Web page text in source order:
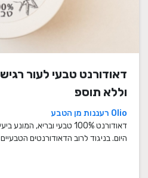
דאודורנט טבעי לעור
וללא תוספ
Olio רעננות מן הטבע
דאודורנט 100% טבעי ובריא,
היום. בניגוד לרוב הדאודורנטים